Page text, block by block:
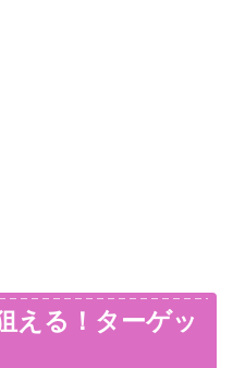
える！ターゲッ